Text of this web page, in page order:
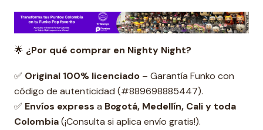
🌟 ¿Por qué comprar en Nighty Night?
✅ Original 100% licenciado – Garantía Funko con
código de autenticidad (#889698885447).
✅ Envíos express a Bogotá, Medellín, Cali y toda
Colombia(¡Consulta si aplica envío gratis!).